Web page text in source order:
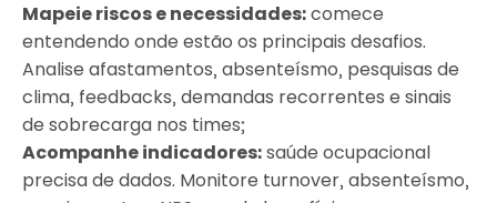
Mapeie riscos e necessidades:comece
entendendo onde estão os principais desafios.
Analise afastamentos, absenteísmo, pesquisas de
clima, feedbacks, demandas recorrentes e sinais
de sobrecarga nos times;
Acompanhe indicadores:saúde ocupacional
precisa de dados. Monitore turnover, absenteísmo,